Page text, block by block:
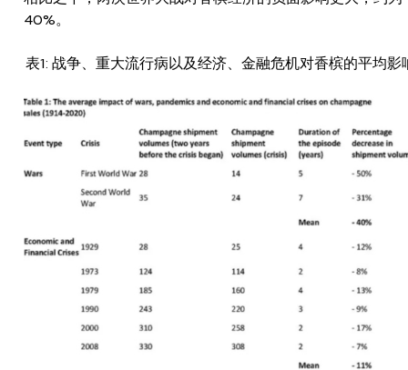
40%。
表1: 战争、重大流行病以及经济、金融危机对香槟的平均影